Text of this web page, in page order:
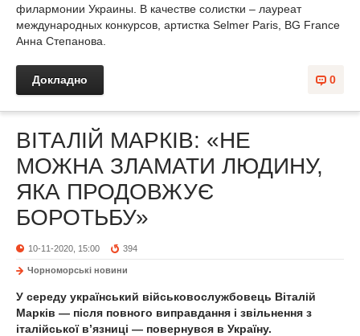
филармонии Украины. В качестве солистки – лауреат
международных конкурсов, артистка Selmer Paris, BG France
Анна Степанова.
0
Докладно
ВІТАЛІЙ МАРКІВ: «НЕ
МОЖНА ЗЛАМАТИ ЛЮДИНУ,
ЯКА ПРОДОВЖУЄ
БОРОТЬБУ»
10-11-2020, 15:00 394
Чорноморські новини
У середу український військовослужбовець Віталій
Марків — після повного виправдання і звільнення з
італійської в’язниці — повернувся в Україну.